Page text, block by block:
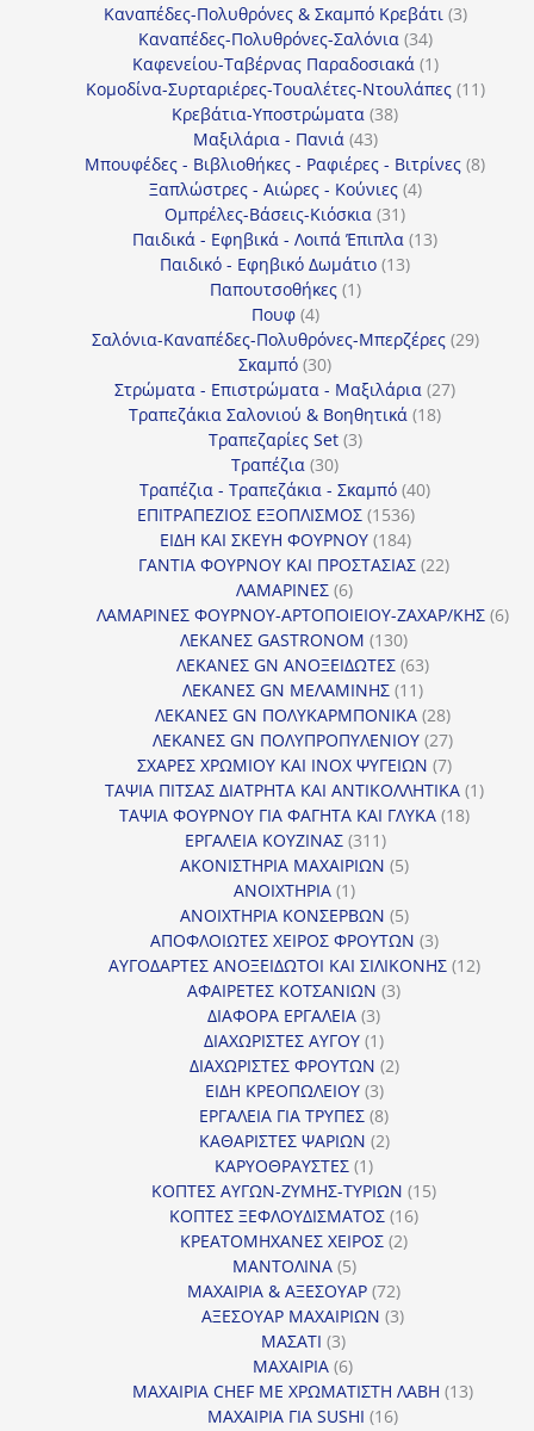
προϊόντα
Καναπέδες-Πολυθρόνες & Σκαμπό Κρεβάτι 33
Καναπέδες-Πολυθρόνες-Σαλόνια 3434
προϊόντα
Καφενείου-Ταβέρνας Παραδοσιακά 11
προϊόν
Κομοδίνα-Συρταριέρες-Τουαλέτες-Ντουλάπες 1111
Κρεβάτια-Υποστρώματα 3838
Μαξιλάρια - Πανιά 4343
προϊόντα
Μπουφέδες - Βιβλιοθήκες - Ραφιέρες - Βιτρίνες 88
Ξαπλώστρες - Αιώρες - Κούνιες 44
Ομπρέλες-Βάσεις-Κιόσκια 3131
προϊόντα
Παιδικά - Εφηβικά - Λοιπά Έπιπλα 1313
Παιδικό - Εφηβικό Δωμάτιο 1313
Παπουτσοθήκες 11
Πουφ 44
προϊόντα
Σαλόνια-Καναπέδες-Πολυθρόνες-Μπερζέρες 2929
Σκαμπό 3030
προϊόντα
Στρώματα - Επιστρώματα - Μαξιλάρια 2727
Τραπεζάκια Σαλονιού & Βοηθητικά 1818
Τραπεζαρίες Set 33
Τραπέζια 3030
προϊόντα
Τραπέζια - Τραπεζάκια - Σκαμπό 4040
ΕΠΙΤΡΑΠΕΖΙΟΣ ΕΞΟΠΛΙΣΜΟΣ 15361536
προϊόντα
ΕΙΔΗ ΚΑΙ ΣΚΕΥΗ ΦΟΥΡΝΟΥ 184184
προϊόντα
ΓΑΝΤΙΑ ΦΟΥΡΝΟΥ ΚΑΙ ΠΡΟΣΤΑΣΙΑΣ 2222
ΛΑΜΑΡΙΝΕΣ 66
προϊόντα
ΛΑΜΑΡΙΝΕΣ ΦΟΥΡΝΟΥ-ΑΡΤΟΠΟΙΕΙΟΥ-ΖΑΧΑΡ/ΚΗΣ 66
ΛΕΚΑΝΕΣ GASTRONOM 130130
προϊόντα
ΛΕΚΑΝΕΣ GN ΑΝΟΞΕΙΔΩΤΕΣ 6363
ΛΕΚΑΝΕΣ GN ΜΕΛΑΜΙΝΗΣ 1111
προϊόντα
ΛΕΚΑΝΕΣ GN ΠΟΛΥΚΑΡΜΠΟΝΙΚΑ 2828
προϊόντα
ΛΕΚΑΝΕΣ GN ΠΟΛΥΠΡΟΠΥΛΕΝΙΟΥ 2727
προϊόντα
ΣΧΑΡΕΣ ΧΡΩΜΙΟΥ ΚΑΙ INOX ΨΥΓΕΙΩΝ 77
προϊόντα
ΤΑΨΙΑ ΠΙΤΣΑΣ ΔΙΑΤΡΗΤΑ ΚΑΙ ΑΝΤΙΚΟΛΛΗΤΙΚΑ 11
ΤΑΨΙΑ ΦΟΥΡΝΟΥ ΓΙΑ ΦΑΓΗΤΑ ΚΑΙ ΓΛΥΚΑ 1818
ΕΡΓΑΛΕΙΑ ΚΟΥΖΙΝΑΣ 311311
προϊόντα
ΑΚΟΝΙΣΤΗΡΙΑ ΜΑΧΑΙΡΙΩΝ 55
ΑΝΟΙΧΤΗΡΙΑ 11
προϊόν
ΑΝΟΙΧΤΗΡΙΑ ΚΟΝΣΕΡΒΩΝ 55
προϊόντα
ΑΠΟΦΛΟΙΩΤΕΣ ΧΕΙΡΟΣ ΦΡΟΥΤΩΝ 33
προϊόντα
ΑΥΓΟΔΑΡΤΕΣ ΑΝΟΞΕΙΔΩΤΟΙ ΚΑΙ ΣΙΛΙΚΟΝΗΣ 1212
ΑΦΑΙΡΕΤΕΣ ΚΟΤΣΑΝΙΩΝ 33
ΔΙΑΦΟΡΑ ΕΡΓΑΛΕΙΑ 33
προϊόντα
ΔΙΑΧΩΡΙΣΤΕΣ ΑΥΓΟΥ 11
προϊόν
ΔΙΑΧΩΡΙΣΤΕΣ ΦΡΟΥΤΩΝ 22
ΕΙΔΗ ΚΡΕΟΠΩΛΕΙΟΥ 33
προϊόντα
ΕΡΓΑΛΕΙΑ ΓΙΑ ΤΡΥΠΕΣ 88
προϊόντα
ΚΑΘΑΡΙΣΤΕΣ ΨΑΡΙΩΝ 22
ΚΑΡΥΟΘΡΑΥΣΤΕΣ 11
προϊόν
ΚΟΠΤΕΣ ΑΥΓΩΝ-ΖΥΜΗΣ-ΤΥΡΙΩΝ 1515
ΚΟΠΤΕΣ ΞΕΦΛΟΥΔΙΣΜΑΤΟΣ 1616
ΚΡΕΑΤΟΜΗΧΑΝΕΣ ΧΕΙΡΟΣ 22
ΜΑΝΤΟΛΙΝΑ 55
προϊόντα
ΜΑΧΑΙΡΙΑ & ΑΞΕΣΟΥΑΡ 7272
προϊόντα
ΑΞΕΣΟΥΑΡ ΜΑΧΑΙΡΙΩΝ 33
ΜΑΣΑΤΙ 33
προϊόντα
ΜΑΧΑΙΡΙΑ 66
προϊόντα
ΜΑΧΑΙΡΙΑ CHEF ΜΕ ΧΡΩΜΑΤΙΣΤΗ ΛΑΒΗ 1313
ΜΑΧΑΙΡΙΑ ΓΙΑ SUSHI 1616